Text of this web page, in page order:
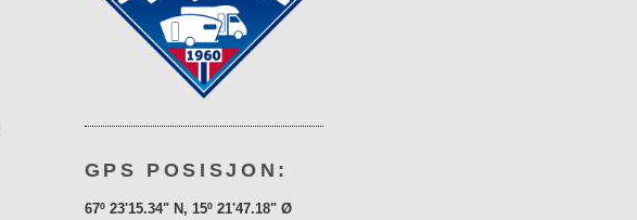
GPS POSISJON:
67º 23'15.34" N, 15º 21'47.18" Ø